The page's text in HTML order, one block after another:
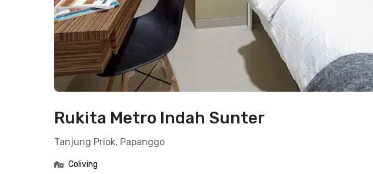
Rukita Metro Indah Sunter
Tanjung Priok, Papanggo
Coliving